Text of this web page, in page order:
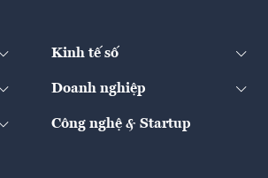
Kinh tế số
Doanh nghiệp
Công nghệ & Startup